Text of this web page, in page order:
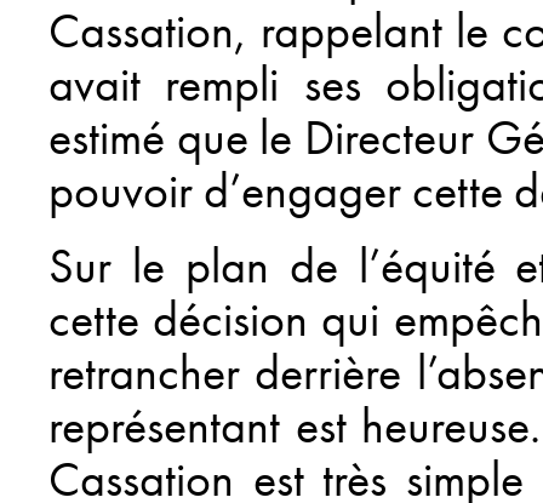
Cassation, rappelant le
avait rempli ses
estimé que le Directeur
pouvoir d’engager cette
Sur le plan de l’équité
cette décision qui
retrancher derrière
représentant est
Cassation est très